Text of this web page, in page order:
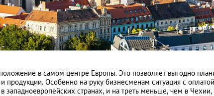
в самом центре Европы. Это позволяет выгодно
продукции. Особенно на руку бизнесменам ситуация с
западноевропейских странах, и на треть меньше, чем в